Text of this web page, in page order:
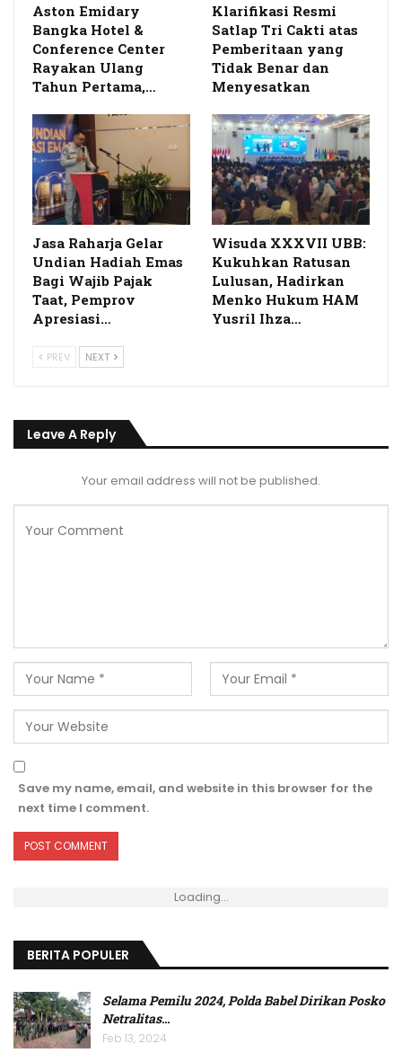
Aston Emidary
Bangka Hotel &
Conference Center
Rayakan Ulang
Tahun Pertama,…
Klarifikasi Resmi
Satlap Tri Cakti atas
Pemberitaan yang
Tidak Benar dan
Menyesatkan
Jasa Raharja Gelar
Undian Hadiah Emas
Bagi Wajib Pajak
Taat, Pemprov
Apresiasi…
Wisuda XXXVII UBB:
Kukuhkan Ratusan
Lulusan, Hadirkan
Menko Hukum HAM
Yusril Ihza…
PREV NEXT
Leave A Reply
Your email address will not be published.
Save my name, email, and website in this browser for the
next time I comment.
Loading...
BERITA POPULER
Selama Pemilu 2024, Polda Babel Dirikan Posko
Netralitas…
Feb 13, 2024